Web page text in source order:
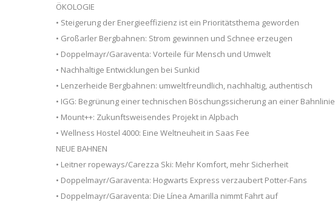
ÖKOLOGIE
• Steigerung der Energieeffizienz ist ein Prioritätsthema geworden
• Großarler Bergbahnen: Strom gewinnen und Schnee erzeugen
• Doppelmayr/Garaventa: Vorteile für Mensch und Umwelt
• Nachhaltige Entwicklungen bei Sunkid
• Lenzerheide Bergbahnen: umweltfreundlich, nachhaltig, authentisch
• IGG: Begrünung einer technischen Böschungssicherung an einer Bahnlinie
• Mount++: Zukunftsweisendes Projekt in Alpbach
• Wellness Hostel 4000: Eine Weltneuheit in Saas Fee
NEUE BAHNEN
• Leitner ropeways/Carezza Ski: Mehr Komfort, mehr Sicherheit
• Doppelmayr/Garaventa: Hogwarts Express verzaubert Potter-Fans
• Doppelmayr/Garaventa: Die Línea Amarilla nimmt Fahrt auf